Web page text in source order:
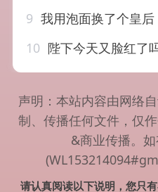
9 我用泡面换了个皇
10 陛下今天又脸红了
声明：本站内容由网络
制、传播任何文件，仅
&商业传播。
请认真阅读以下说明，您只